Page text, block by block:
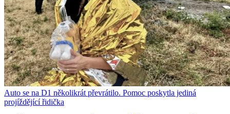
Auto se na D1 několikrát převrátilo. Pomoc poskytla jediná
projíždějící řidička